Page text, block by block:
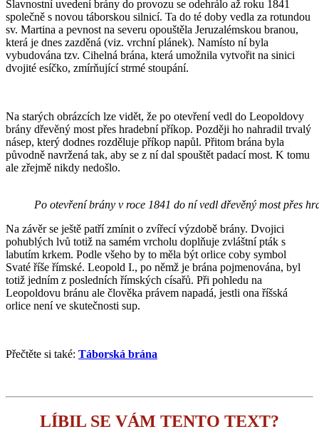
Slavnostní uvedení brány do provozu se odehrálo až roku 1841
společně s novou táborskou silnicí. Ta do té doby vedla za rotundou
sv. Martina a pevnost na severu opouštěla Jeruzalémskou branou,
která je dnes zazděná (viz. vrchní plánek). Namísto ní byla
vybudována tzv. Cihelná brána, která umožnila vytvořit na sinici
dvojité esíčko, zmírňující strmé stoupání.
Na starých obrázcích lze vidět, že po otevření vedl do Leopoldovy
brány dřevěný most přes hradební příkop. Později ho nahradil trvalý
násep, který dodnes rozděluje příkop napůl. Přitom brána byla
původně navržená tak, aby se z ní dal spouštět padací most. K tomu
ale zřejmě nikdy nedošlo.
Po otevření brány v roce 1841 do ní vedl dřevěný most přes
Na závěr se ještě patří zmínit o zvířecí výzdobě brány. Dvojici
pohublých lvů totiž na samém vrcholu doplňuje zvláštní pták s
labutím krkem. Podle všeho by to měla být orlice coby symbol
Svaté říše římské. Leopold I., po němž je brána pojmenována, byl
totiž jedním z posledních římských císařů. Při pohledu na
Leopoldovu bránu ale člověka právem napadá, jestli ona říšská
orlice není ve skutečnosti sup.
Přečtěte si také: Táborská brána
LÍBIL SE VÁM TENTO TEXT?